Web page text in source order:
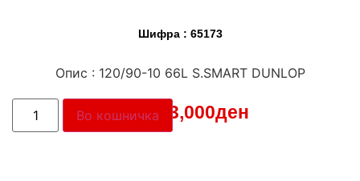
Шифра : 65173
Опис : 120/90-10 66L S.SMART DUNLOP
Цена: 3,000ден
Во кошничка